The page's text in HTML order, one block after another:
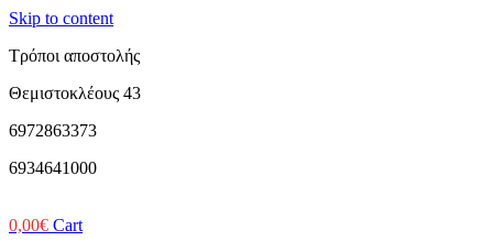
Skip to content
Τρόποι αποστολής
Θεμιστοκλέους 43
6972863373
6934641000
0,00€ Cart